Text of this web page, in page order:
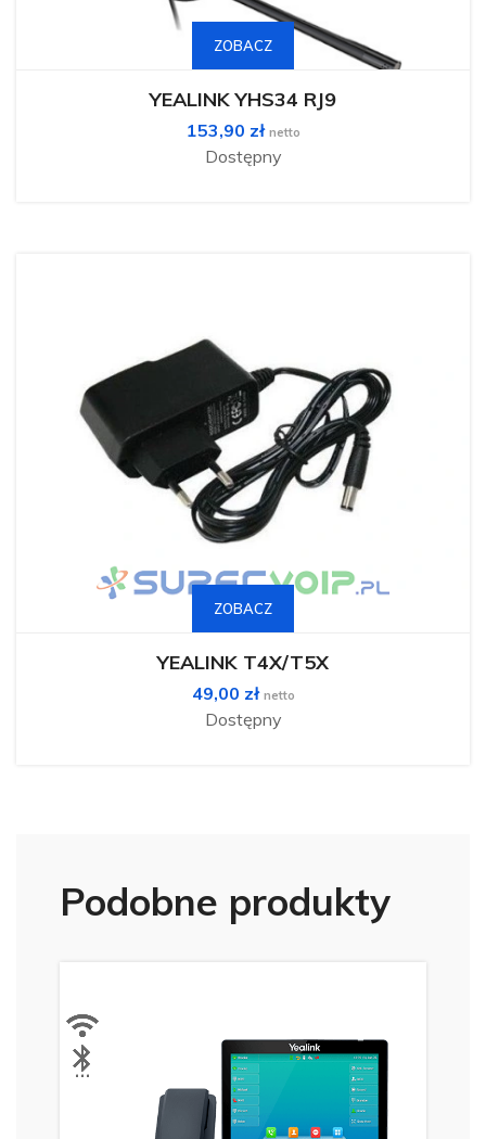
ZOBACZ
Ten
produkt
ma
wiele
wariantów.
można
wybrać
stronie
produktu
YEALINK YHS34 RJ9
153,90 zł netto
Dostępny
ZOBACZ
YEALINK T4X/T5X
49,00 zł netto
Dostępny
Podobne produkty